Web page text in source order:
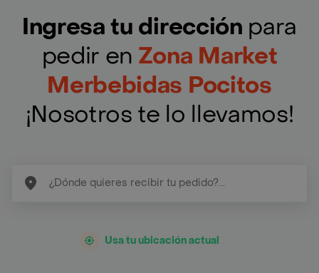
Ingresa tu dirección para
pedir en Zona Market
Merbebidas Pocitos
¡Nosotros te lo llevamos!
Usa tu ubicación actual